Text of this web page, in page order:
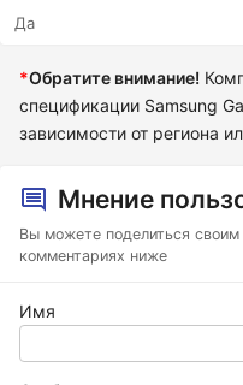
Да
*Обратите внимание!
спецификации Samsung
зависимости от региона
Мнение
Вы можете поделиться
комментариях ниже
Имя